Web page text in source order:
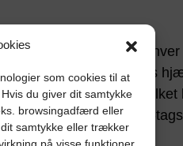
som cookies til at
du giver dit samtykke
browsingadfærd eller
samtykke eller trækker
byggesten i
brug af HTML-tags
af din hjemmeside,
af de vigtigste HTML-